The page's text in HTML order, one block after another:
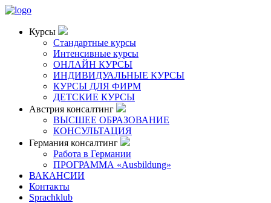
Курсы
Стандартные курсы
Интенсивные курсы
ОНЛАЙН КУРСЫ
ИНДИВИДУАЛЬНЫЕ КУРСЫ
КУРСЫ ДЛЯ ФИРМ
ДЕТСКИЕ КУРСЫ
Австрия консалтинг
ВЫСШЕЕ ОБРАЗОВАНИЕ
КОНСУЛЬТАЦИЯ
Германия консалтинг
Работа в Германии
ПРОГРАММА «Ausbildung»
ВАКАНСИИ
Контакты
Sprachklub